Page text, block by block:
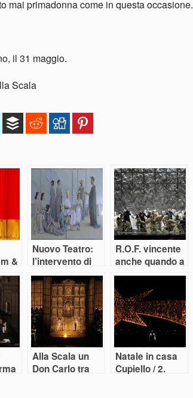
mai primadonna come in questa occasione.
il 31 maggio.
Scala
&
Nuovo Teatro:
l’intervento di
Anagoor
R.O.F. vincente
anche quando a
fare i pasticci è
Rossini
Alla Scala un
Don Carlo tra
Natale in casa
Cupiello / 2.